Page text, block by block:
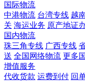
国际物流
中港物流 台湾专线 越
关 海运业务 原产地证
国内物流
珠三角专线 广西专线
送 全国网络物流 更多
增值服务
代收货款 运费到付 回